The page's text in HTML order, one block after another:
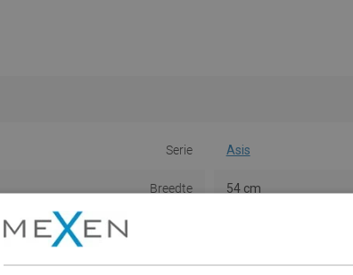
Serie Asis
Breedte 54 cm
Soort Rail